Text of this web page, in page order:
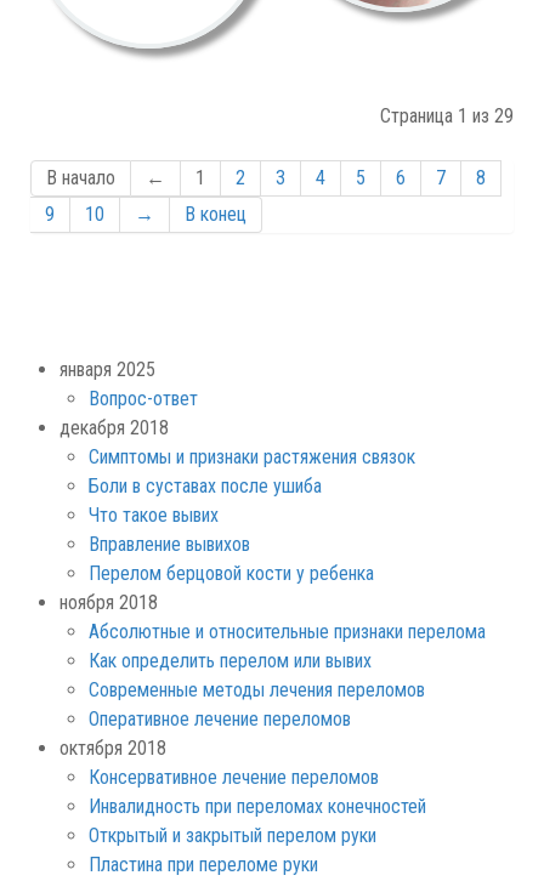
Страница 1 из 29
В начало ← 1 2 3 4 5 6 7
8
9
10 → В конец
января 2025
Вопрос-ответ
декабря 2018
Симптомы и признаки растяжения связок
Боли в суставах после ушиба
Что такое вывих
Вправление вывихов
Перелом берцовой кости у ребенка
ноября 2018
Абсолютные и относительные признаки перелома
Как определить перелом или вывих
Современные методы лечения переломов
Оперативное лечение переломов
октября 2018
Консервативное лечение переломов
Инвалидность при переломах конечностей
Открытый и закрытый перелом руки
Пластина при переломе руки